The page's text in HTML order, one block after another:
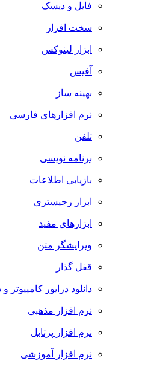
فایل و دیسک
سخت افزار
ابزار لینوکس
آفیس
بهینه ساز
نرم افزارهای فارسی
تلفن
برنامه نویسی
بازیابی اطلاعات
ابزار رجیستری
ابزارهای مفید
ویرایشگر متن
قفل گذار
دانلود درایور کامپیوتر
نرم افزار مذهبی
نرم افزار پرتابل
نرم افزار آموزشی